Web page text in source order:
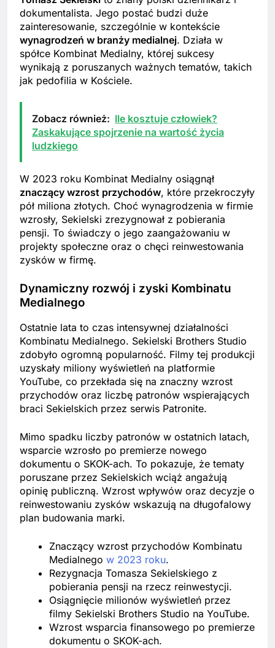
dokumentalista. Jego postać budzi duże
zainteresowanie, szczególnie w kontekście
wynagrodzeń w branży medialnej. Działa w
spółce Kombinat Medialny, której sukcesy
wynikają z poruszanych ważnych tematów, takich
jak pedofilia w Kościele.
Zobacz również: Ile kosztuje człowiek?
Zaskakujące spojrzenie na wartość życia
ludzkiego
W 2023 roku Kombinat Medialny osiągnął
znaczący wzrost przychodów, które przekroczyły
pół miliona złotych. Choć wynagrodzenia w firmie
wzrosły, Sekielski zrezygnował z pobierania
pensji. To świadczy o jego zaangażowaniu w
projekty społeczne oraz o chęci reinwestowania
zysków w firmę.
Dynamiczny rozwój i zyski Kombinatu
Medialnego
Ostatnie lata to czas intensywnej działalności
Kombinatu Medialnego. Sekielski Brothers Studio
zdobyło ogromną popularność. Filmy tej produkcji
uzyskały miliony wyświetleń na platformie
YouTube, co przekłada się na znaczny wzrost
przychodów oraz liczbę patronów wspierających
braci Sekielskich przez serwis Patronite.
Mimo spadku liczby patronów w ostatnich latach,
wsparcie wzrosło po premierze nowego
dokumentu o SKOK-ach. To pokazuje, że tematy
poruszane przez Sekielskich wciąż angażują
opinię publiczną. Wzrost wpływów oraz decyzje o
reinwestowaniu zysków wskazują na długofalowy
plan budowania marki.
Znaczący wzrost przychodów Kombinatu
Medialnego w 2023 roku.
Rezygnacja Tomasza Sekielskiego z
pobierania pensji na rzecz reinwestycji.
Osiągnięcie milionów wyświetleń przez
filmy Sekielski Brothers Studio na YouTube.
Wzrost wsparcia finansowego po premierze
dokumentu o SKOK-ach.